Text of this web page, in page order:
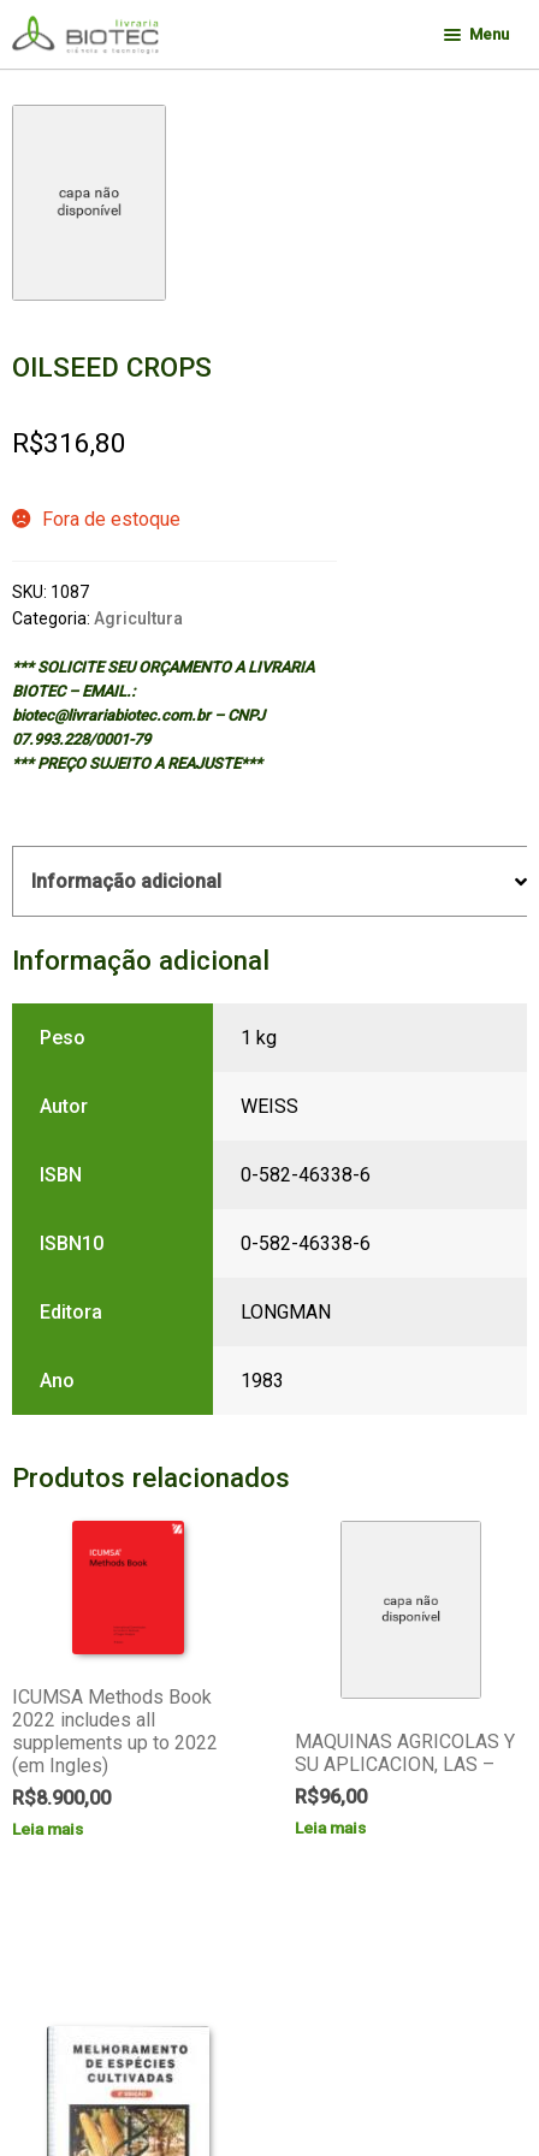
Pular
para
navegação
Pular
para
o
conteúdo
Menu
OILSEED CROPS
R$316,80
Fora de estoque
SKU: 1087
Categoria: Agricultura
*** SOLICITE SEU ORÇAMENTO A LIVRARIA
BIOTEC – EMAIL.:
biotec@livrariabiotec.com.br – CNPJ
07.993.228/0001-79
*** PREÇO SUJEITO A REAJUSTE***
Informação adicional
Informação adicional
Peso 1 kg
Autor WEISS
ISBN 0-582-46338-6
ISBN10 0-582-46338-6
Editora LONGMAN
Ano 1983
Produtos relacionados
ICUMSA Methods Book
2022 includes all
supplements up to 2022
(em Ingles)
R$8.900,00
Leia mais
MAQUINAS AGRICOLAS Y
SU APLICACION, LAS –
R$96,00
Leia mais